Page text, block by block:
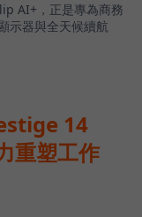
AI+，正是專為商務
示器與全天候續航
14
重塑工作